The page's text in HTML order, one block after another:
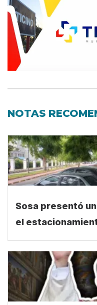
NOTAS
Sosa presentó
el